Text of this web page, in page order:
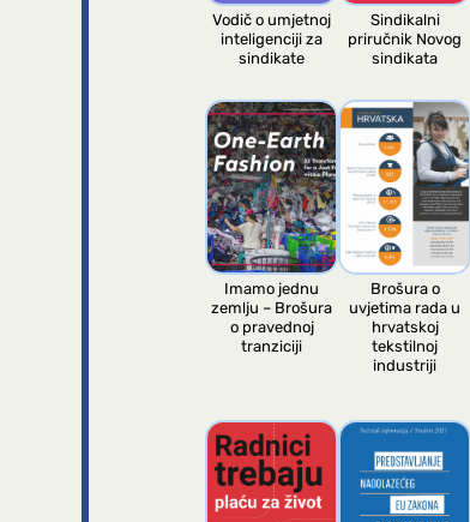
Vodič o umjetnoj
inteligenciji za
sindikate
Sindikalni
priručnik Novog
sindikata
Imamo jednu
zemlju – Brošura
o pravednoj
tranziciji
Brošura o
uvjetima rada u
hrvatskoj
tekstilnoj
industriji